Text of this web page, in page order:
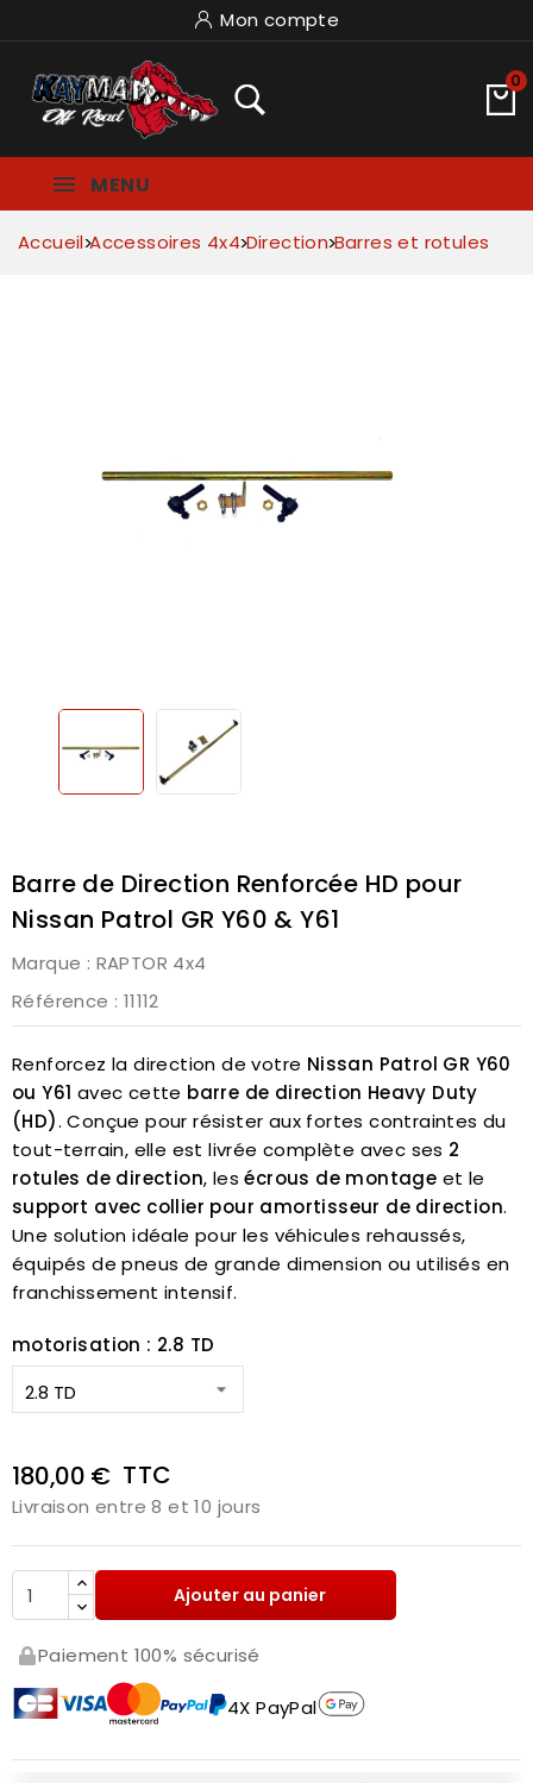
Mon compte
0
MENU
Accueil Accessoires 4x4 Direction Barres et rotules
Barre de Direction Renforcée HD pour
Nissan Patrol GR Y60 & Y61
Marque : RAPTOR 4x4
Référence : 11112
Renforcez la direction de votre Nissan Patrol GR Y60
ou Y61 avec cette barre de direction Heavy Duty
(HD). Conçue pour résister aux fortes contraintes du
tout-terrain, elle est livrée complète avec ses 2
rotules de direction, lesécrous de montage et le
support avec collier pour amortisseur de direction.
Une solution idéale pour les véhicules rehaussés,
équipés de pneus de grande dimension ou utilisés en
franchissement intensif.
motorisation : 2.8 TD
180,00 € TTC
Livraison entre 8 et 10 jours
Ajouter au panier
Paiement 100% sécurisé
4X PayPal